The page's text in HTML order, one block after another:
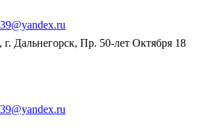
Дальнегорск, Пр. 50-лет Октября 18